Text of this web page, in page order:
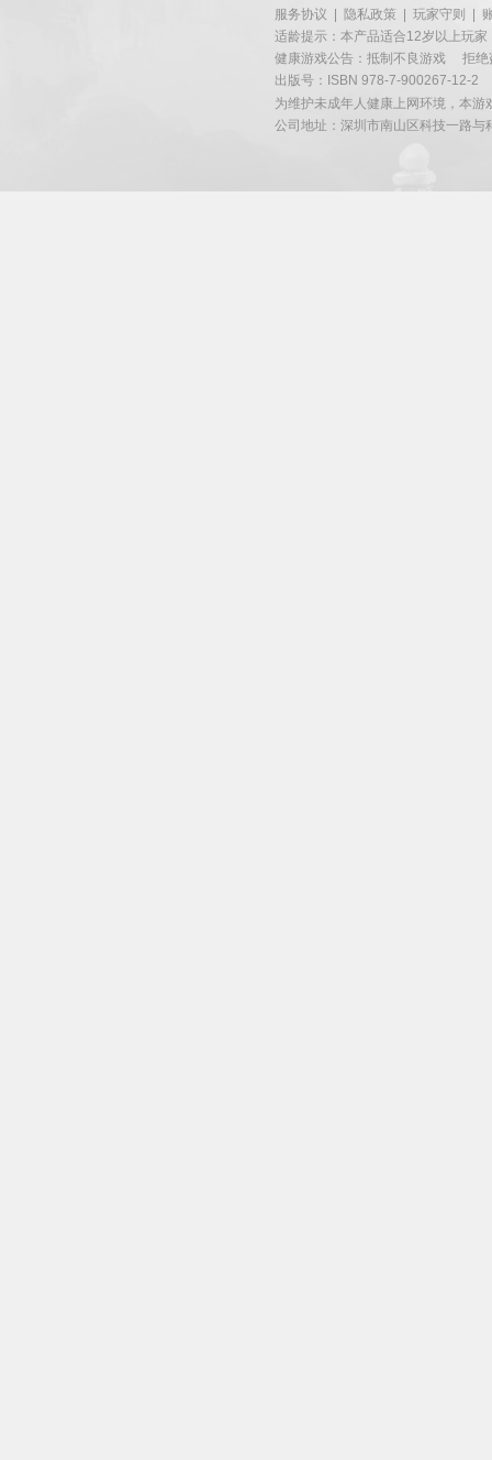
服务协议 隐私政策 玩家守则
适龄提示：本产品适合12岁以上玩家
健康游戏公告：抵制不良游戏
拒绝
出版号：ISBN 978-7-900267-12-2
为维护未成年人健康上网环境，本
公司地址：深圳市南山区科技一路